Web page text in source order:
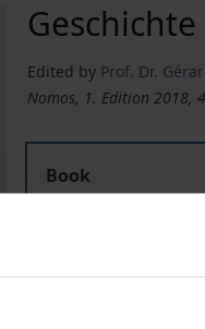
Edited by Prof. Dr.
Nomos, 1. Edition 2018,
Book
Prices include VAT.